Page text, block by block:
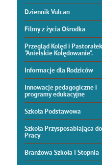
Dziennik Vulcan
Filmy z życia Ośrodka
Przegląd Kolęd i Pastorałek
"Anielskie Kolędowanie".
Informacje dla Rodziców
Innowacje pedagogiczne i
programy edukacyjne
Szkoła Podstawowa
Szkoła Przysposabiająca do
Pracy
Branżowa Szkoła I Stopnia